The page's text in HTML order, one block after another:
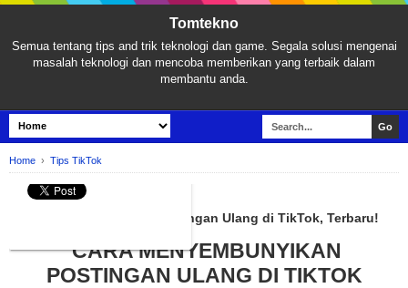
Tomtekno
Semua tentang tips and trik teknologi dan game. Segala solusi mengenai
masalah teknologi dan mencoba memberikan yang terbaik dalam
membantu anda.
Home › Tips TikTok
TIPS TIKTOK
Cara Menyembunyikan Postingan Ulang di TikTok, Terbaru!
CARA MENYEMBUNYIKAN
POSTINGAN ULANG DI TIKTOK